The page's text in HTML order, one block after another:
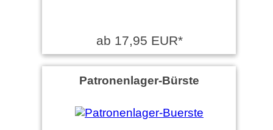
ab 17,95 EUR*
Patronenlager-Bürste